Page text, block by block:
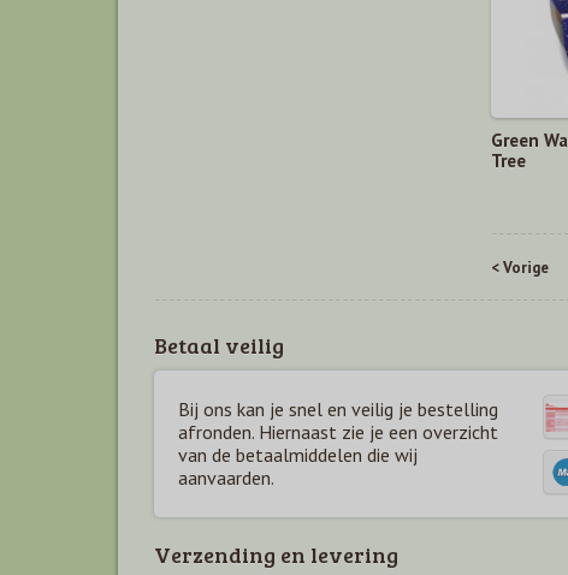
Green
Tree
< Vorige
Betaal veilig
Bij ons kan je snel en veilig je bestelling
afronden. Hiernaast zie je een overzicht
van de betaalmiddelen die wij
aanvaarden.
Verzending en levering